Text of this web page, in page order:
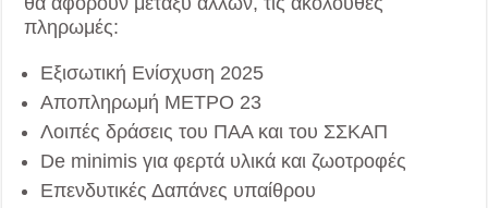
πληρωμές:
Εξισωτική Ενίσχυση 2025
Αποπληρωμή ΜΕΤΡΟ 23
Λοιπές δράσεις του ΠΑΑ και του ΣΣΚΑΠ
De minimis για φερτά υλικά και ζωοτροφές
Επενδυτικές Δαπάνες υπαίθρου